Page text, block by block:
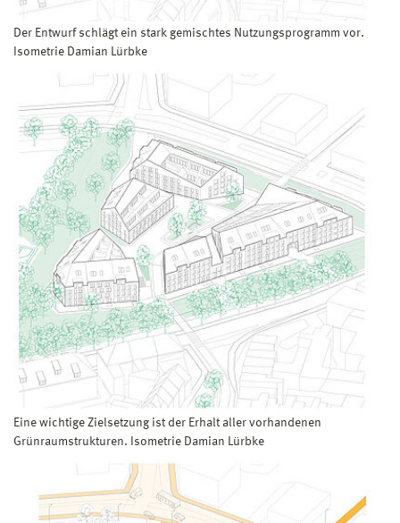
Der Entwurf schlägt ein stark gemischtes Nutzungsprogramm vor.
Isometrie Damian Lürbke
Eine wichtige Zielsetzung ist der Erhalt aller vorhandenen
Grünraumstrukturen. Isometrie Damian Lürbke